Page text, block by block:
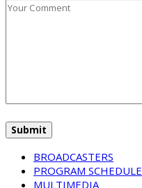
BROADCASTERS
PROGRAM SCHEDULE
MULTIMEDIA